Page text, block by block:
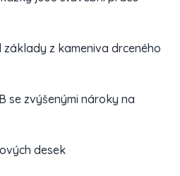
z kameniva drceného
se zvýšenými nároky na
desek